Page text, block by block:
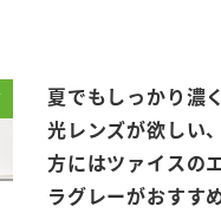
夏でもしっかり濃
光レンズが欲しい
方にはツァイスの
ラグレーがおすす